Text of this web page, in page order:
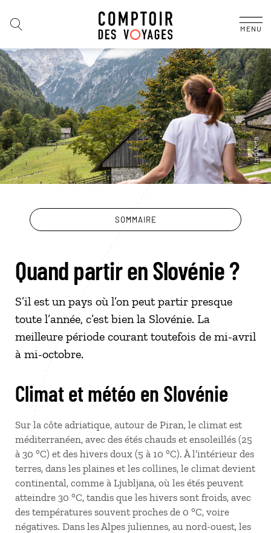
MENU
SOMMAIRE
Quand partir en Slovénie ?
S’il est un pays où l’on peut partir presque
toute l’année, c’est bien la Slovénie. La
meilleure période courant toutefois de mi-avril
à mi-octobre.
Climat et météo en Slovénie
Sur la côte adriatique, autour de Piran, le climat est
méditerranéen, avec des étés chauds et ensoleillés (25
à 30 °C) et des hivers doux (5 à 10 °C). À l’intérieur des
terres, dans les plaines et les collines, le climat devient
continental, comme à Ljubljana, où les étés peuvent
atteindre 30 °C, tandis que les hivers sont froids, avec
des températures souvent proches de 0 °C, voire
négatives. Dans les Alpes juliennes, au nord-ouest, les